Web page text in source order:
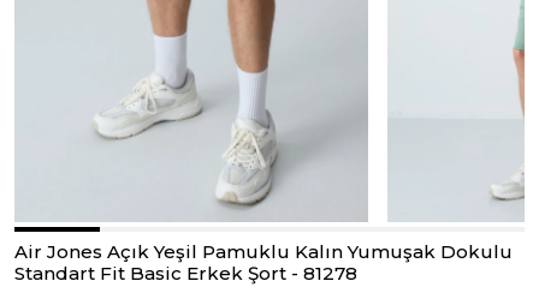
Air Jones Açık Yeşil Pamuklu Kalın Yumuşak Dokulu
Standart Fit Basic Erkek Şort - 81278